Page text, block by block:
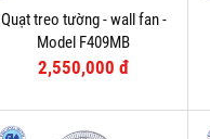
Quạt treo tường - wall fan -
Model F409MB
2,550,000 đ